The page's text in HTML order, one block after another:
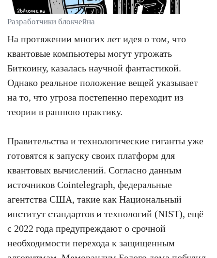
Разработчики блокчейна
На протяжении многих лет идея о том, что
квантовые компьютеры могут угрожать
Биткоину, казалась научной фантастикой.
Однако реальное положение вещей указывает
на то, что угроза постепенно переходит из
теории в раннюю практику.
Правительства и технологические гиганты уже
готовятся к запуску своих платформ для
квантовых вычислений. Согласно данным
источников Cointelegraph, федеральные
агентства США, такие как Национальный
институт стандартов и технологий (NIST), ещё
с 2022 года предупреждают о срочной
необходимости перехода к защищенным